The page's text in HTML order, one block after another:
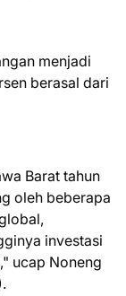
menjadi
berasal dari
Barat tahun
oleh beberapa
investasi
ucap Noneng